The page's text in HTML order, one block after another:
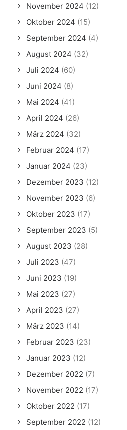
November 2024 (12)
Oktober 2024 (15)
September 2024 (4)
August 2024 (32)
Juli 2024 (60)
Juni 2024 (8)
Mai 2024 (41)
April 2024 (26)
März 2024 (32)
Februar 2024 (17)
Januar 2024 (23)
Dezember 2023 (12)
November 2023 (6)
Oktober 2023 (17)
September 2023 (5)
August 2023 (28)
Juli 2023 (47)
Juni 2023 (19)
Mai 2023 (27)
April 2023 (27)
März 2023 (14)
Februar 2023 (23)
Januar 2023 (12)
Dezember 2022 (7)
November 2022 (17)
Oktober 2022 (17)
September 2022 (12)